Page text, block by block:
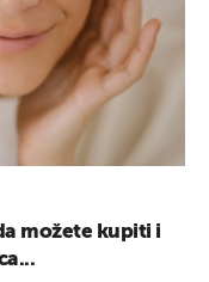
možete kupiti i